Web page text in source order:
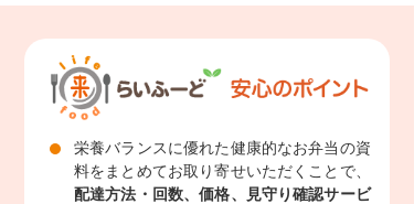
栄養バランスに優れた健康的なお弁当の資
料をまとめてお取り寄せいただくことで、
配達方法・回数、価格、見守り確認サービ